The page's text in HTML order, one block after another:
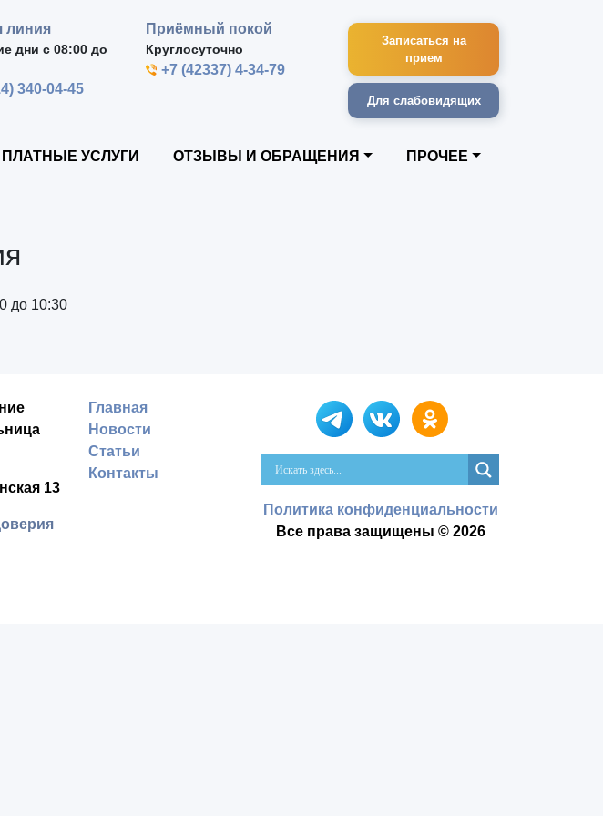
Записаться на
прием
Для слабовидящих
линия
дни с 08:00 до
340-04-45
Приёмный покой
Круглосуточно
+7 (42337) 4-34-79
ПЛАТНЫЕ УСЛУГИ ОТЗЫВЫ И ОБРАЩЕНИЯ ПРОЧЕЕ
до 10:30
13
Главная
Новости
Статьи
Контакты
Политика конфиденциальности
Все права защищены © 2026